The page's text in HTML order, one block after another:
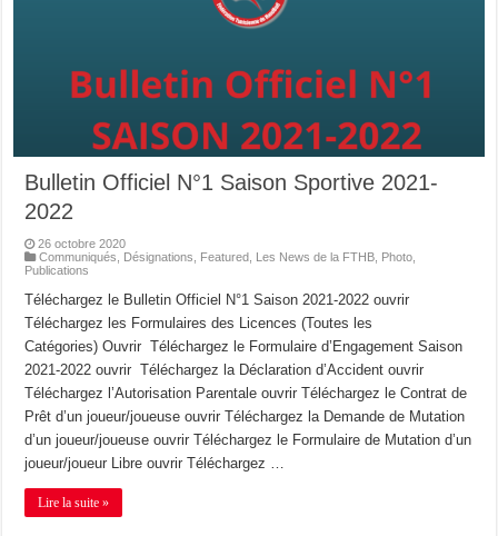
Bulletin Officiel N°1 Saison Sportive 2021-
2022
26 octobre 2020
Communiqués
Désignations Featured Les News de la FTHB Photo
Publications
Téléchargez le Bulletin Officiel N°1 Saison 2021-2022 ouvrir
Téléchargez les Formulaires des Licences (Toutes les
Catégories) Ouvrir Téléchargez le Formulaire d’Engagement Saison
2021-2022 ouvrir Téléchargez la Déclaration d’Accident ouvrir
Téléchargez l’Autorisation Parentale ouvrir Téléchargez le Contrat de
Prêt d’un joueur/joueuse ouvrir Téléchargez la Demande de Mutation
d’un joueur/joueuse ouvrir Téléchargez le Formulaire de Mutation d’un
joueur/joueur Libre ouvrir Téléchargez …
Lire la suite »